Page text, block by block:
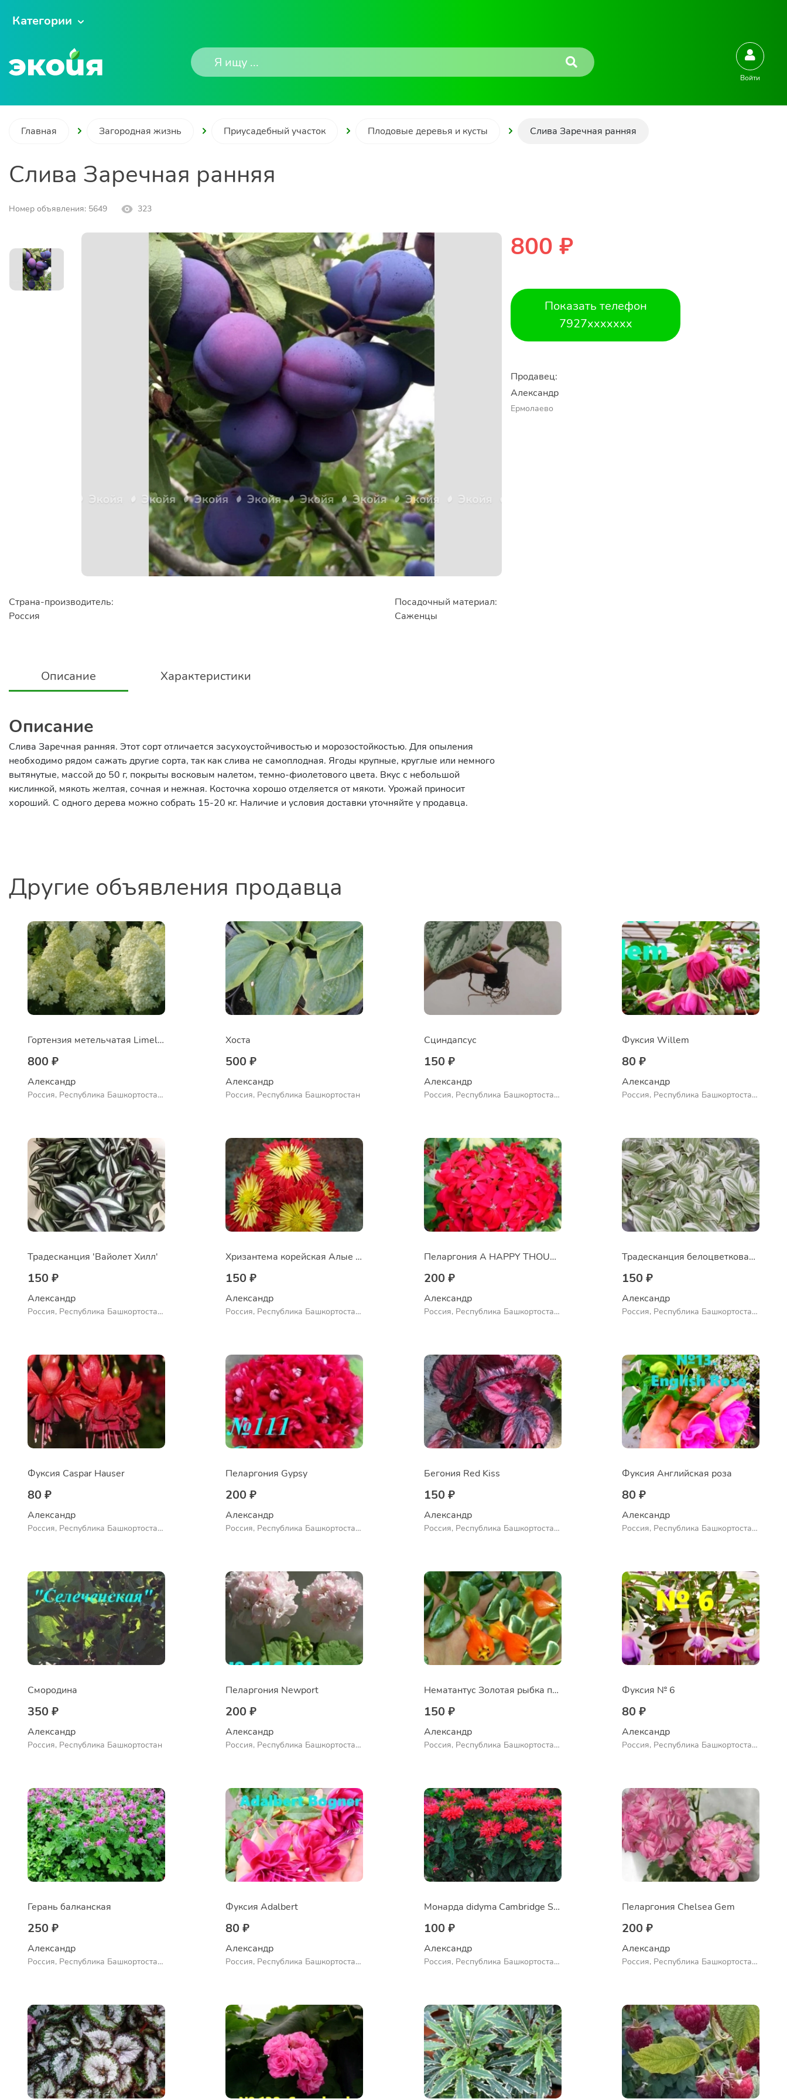
Категории
Войти
Главная Загородная жизнь Приусадебный участок Плодовые деревья и кусты Слива Заречная ранняя
Слива Заречная ранняя
Номер объявления: 5649 323
Страна-производитель:
Россия
Посадочный материал:
Саженцы
Описание Характеристики
Описание
Слива Заречная ранняя. Этот сорт отличается засухоустойчивостью и морозостойкостью. Для опыления
необходимо рядом сажать другие сорта, так как слива не самоплодная. Ягоды крупные, круглые или немного
вытянутые, массой до 50 г, покрыты восковым налетом, темно-фиолетового цвета. Вкус с небольшой
кислинкой, мякоть желтая, сочная и нежная. Косточка хорошо отделяется от мякоти. Урожай приносит
хороший. С одного дерева можно собрать 15-20 кг. Наличие и условия доставки уточняйте у продавца.
800 ₽
Показать телефон
7927xxxxxxx
Продавец:
Александр
Ермолаево
Другие объявления продавца
Гортензия метельчатая Limelight
800 ₽
Александр
Россия, Республика Башкортостан,
Хоста
500 ₽
Александр
Россия, Республика Башкортостан
Сциндапсус
150 ₽
Александр
Россия, Республика Башкортостан,
Фуксия Willem
80 ₽
Александр
Россия, Республика Башкортостан,
Традесканция 'Вайолет Хилл'
150 ₽
Александр
Россия, Республика Башкортостан,
Хризантема корейская Алые паруса
150 ₽
Александр
Россия, Республика Башкортостан,
Пеларгония A HAPPY THOUGHT RED
200 ₽
Александр
Россия, Республика Башкортостан,
Традесканция белоцветковая сорт "Albovittata"
150 ₽
Александр
Россия, Республика Башкортостан,
Фуксия Caspar Hauser
80 ₽
Александр
Россия, Республика Башкортостан,
Пеларгония Gypsy
200 ₽
Александр
Россия, Республика Башкортостан,
Бегония Red Kiss
150 ₽
Александр
Россия, Республика Башкортостан,
Фуксия Английская роза
80 ₽
Александр
Россия, Республика Башкортостан,
Смородина
350 ₽
Александр
Россия, Республика Башкортостан
Пеларгония Newport
200 ₽
Александр
Россия, Республика Башкортостан,
Нематантус Золотая рыбка пестролистный
150 ₽
Александр
Россия, Республика Башкортостан,
Фуксия № 6
80 ₽
Александр
Россия, Республика Башкортостан,
Герань балканская
250 ₽
Александр
Россия, Республика Башкортостан,
Фуксия Adalbert
80 ₽
Александр
Россия, Республика Башкортостан,
Монарда didyma Cambridge Scarlet
100 ₽
Александр
Россия, Республика Башкортостан,
Пеларгония Chelsea Gem
200 ₽
Александр
Россия, Республика Башкортостан,